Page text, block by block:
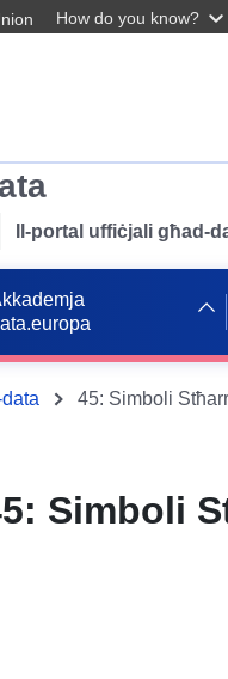
How do you know?
Il-portal uffiċjali għad-
45: Simboli
Simboli